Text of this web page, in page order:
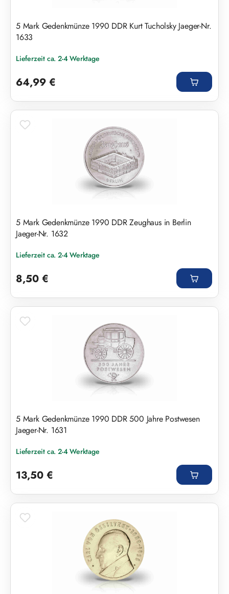
5 Mark Gedenkmünze 1990 DDR Kurt Tucholsky Jaeger-Nr.
1633
Lieferzeit ca. 2-4 Werktage
64,99 €
5 Mark Gedenkmünze 1990 DDR Zeughaus in Berlin
Jaeger-Nr. 1632
Lieferzeit ca. 2-4 Werktage
8,50 €
5 Mark Gedenkmünze 1990 DDR 500 Jahre Postwesen
Jaeger-Nr. 1631
Lieferzeit ca. 2-4 Werktage
13,50 €